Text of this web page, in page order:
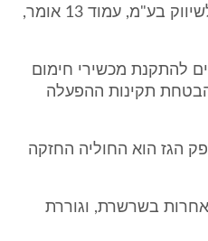
דבורה גרוס נ' פז גז חברה לשיווק בע"מ, עמוד 13 אומר,
להתקנת מכשירי חימום
הבטחת תקינות ההפעלה
הגז הוא החוליה החזקה
בשרשרת, וגוררת